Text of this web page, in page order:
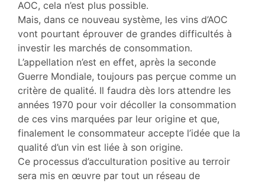
AOC, cela n’est plus possible.
Mais, dans ce nouveau système, les vins d’AOC
vont pourtant éprouver de grandes difficultés à
investir les marchés de consommation.
L’appellation n’est en effet, après la seconde
Guerre Mondiale, toujours pas perçue comme un
critère de qualité. Il faudra dès lors attendre les
années 1970 pour voir décoller la consommation
de ces vins marquées par leur origine et que,
finalement le consommateur accepte l’idée que la
qualité d’un vin est liée à son origine.
Ce processus d’acculturation positive au terroir
sera mis en œuvre par tout un réseau de